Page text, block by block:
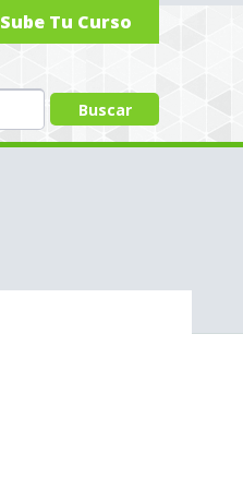
Sube Tu Curso